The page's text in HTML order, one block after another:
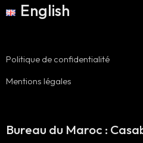
English
Politique de confidentialité
Mentions légales
Bureau du Maroc :